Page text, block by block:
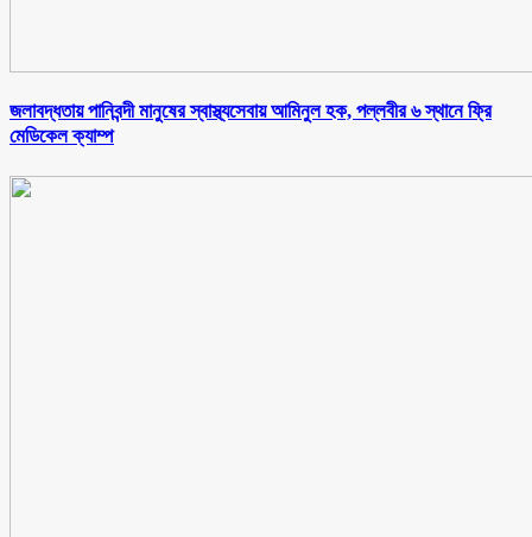
জলাবদ্ধতায় পানিবন্দী মানুষের স্বাস্থ্যসেবায় আমিনুল হক, পল্লবীর ৬ স্থানে ফ্রি
মেডিকেল ক্যাম্প